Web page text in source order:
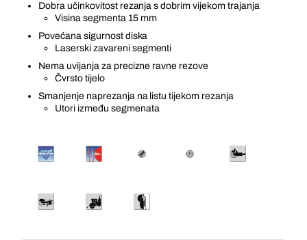
Dobra učinkovitost rezanja s dobrim vijekom trajanja
Visina segmenta 15 mm
Povećana sigurnost diska
Laserski zavareni segmenti
Nema uvijanja za precizne ravne rezove
Čvrsto tijelo
Smanjenje naprezanja na listu tijekom rezanja
Utori između segmenata